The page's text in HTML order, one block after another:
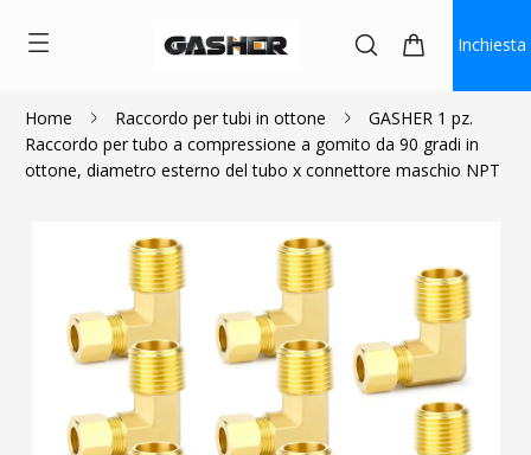
Inchiesta
Home Raccordo per tubi in ottone
GASHER 1 pz.
Raccordo per tubo a compressione a gomito da 90 gradi in
ottone, diametro esterno del tubo x connettore maschio NPT
$1.50